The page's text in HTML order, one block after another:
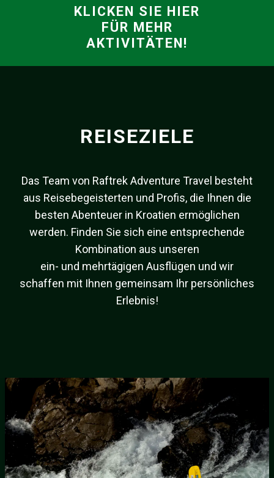
KLICKEN SIE HIER
FÜR MEHR
AKTIVITÄTEN!
REISEZIELE
Das Team von Raftrek Adventure Travel besteht
aus Reisebegeisterten und Profis, die Ihnen die
besten Abenteuer in Kroatien ermöglichen
werden. Finden Sie sich eine entsprechende
Kombination aus unseren
ein- und mehrtägigen Ausflügen und wir
schaffen mit Ihnen gemeinsam Ihr persönliches
Erlebnis!